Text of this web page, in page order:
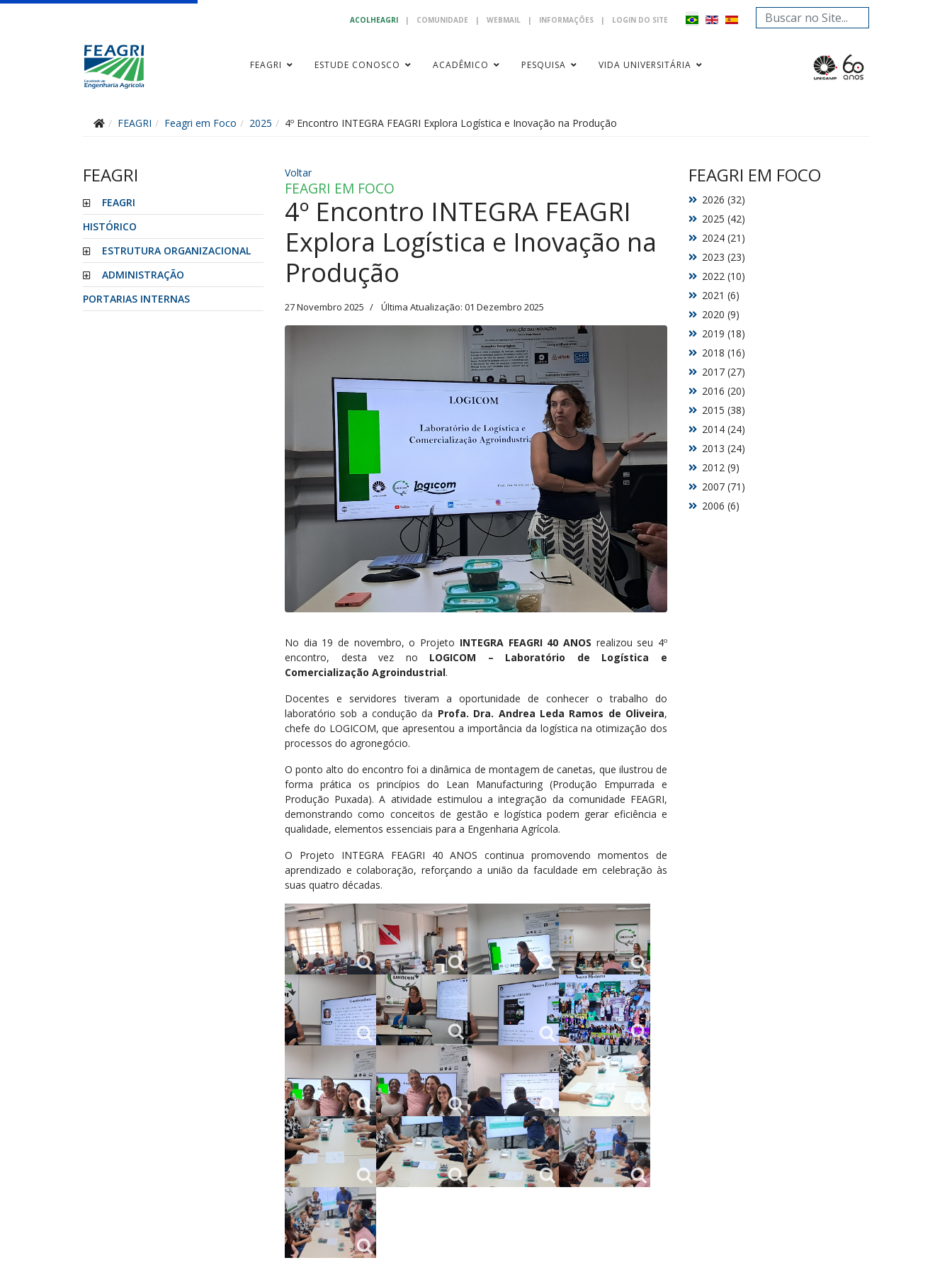
ACOLHEAGRI | COMUNIDADE | WEBMAIL | INFORMAÇÕES | LOGIN DO SITE Pesquisar...
FEAGRI ESTUDE CONOSCO ACADÊMICO PESQUISA VIDA UNIVERSITÁRIA
FEAGRI Feagri em Foco 2025 4º Encontro INTEGRA FEAGRI Explora Logística e Inovação na Produção
FEAGRI
FEAGRI
HISTÓRICO
ESTRUTURA ORGANIZACIONAL
ADMINISTRAÇÃO
PORTARIAS INTERNAS
Voltar
FEAGRI EM FOCO
4º Encontro INTEGRA FEAGRI
Explora Logística e Inovação na
Produção
27 Novembro 2025 Última Atualização: 01 Dezembro 2025
No dia 19 de novembro, o Projeto INTEGRA FEAGRI 40 ANOS realizou seu 4º
encontro, desta vez no LOGICOM – Laboratório de Logística e
Comercialização Agroindustrial.
Docentes e servidores tiveram a oportunidade de conhecer o trabalho do
laboratório sob a condução da Profa. Dra. Andrea Leda Ramos de Oliveira,
chefe do LOGICOM, que apresentou a importância da logística na otimização dos
processos do agronegócio.
O ponto alto do encontro foi a dinâmica de montagem de canetas, que ilustrou de
forma prática os princípios do Lean Manufacturing (Produção Empurrada e
Produção Puxada). A atividade estimulou a integração da comunidade FEAGRI,
demonstrando como conceitos de gestão e logística podem gerar eficiência e
qualidade, elementos essenciais para a Engenharia Agrícola.
O Projeto INTEGRA FEAGRI 40 ANOS continua promovendo momentos de
aprendizado e colaboração, reforçando a união da faculdade em celebração às
suas quatro décadas.
FEAGRI EM FOCO
2006 (6)
2007 (71)
2012 (9)
2013 (24)
2014 (24)
2015 (38)
2016 (20)
2017 (27)
2018 (16)
2019 (18)
2020 (9)
2021 (6)
2022 (10)
2023 (23)
2024 (21)
2025 (42)
2026 (32)